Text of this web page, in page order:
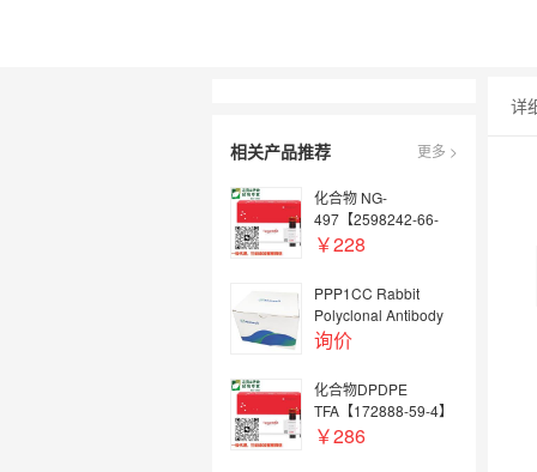
相关产品推荐 更多 >
化合物 NG-
497【2598242-66-
9】
￥228
PPP1CC Rabbit
Polyclonal Antibody
AWA63204
询价
化合物DPDPE
TFA【172888-59-4】
￥286
详